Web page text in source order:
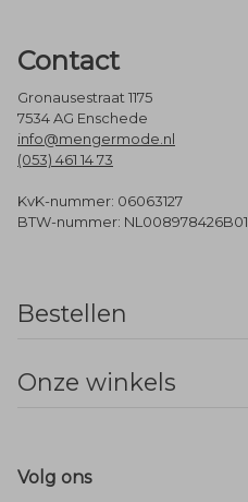
Contact
Gronausestraat 1175
7534 AG Enschede
info@mengermode.nl
(053) 461 14 73
KvK-nummer: 06063127
BTW-nummer: NL008978426B01
Bestellen
Onze winkels
Volg ons